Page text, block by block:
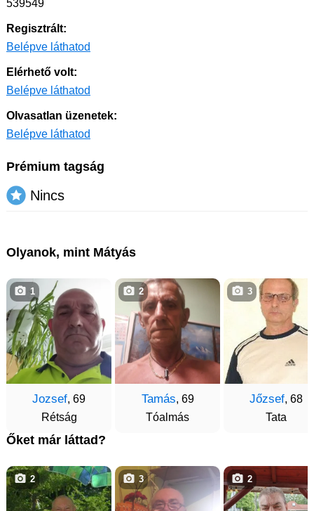
539549
Regisztrált:
Belépve láthatod
Elérhető volt:
Belépve láthatod
Olvasatlan üzenetek:
Belépve láthatod
Prémium tagság
Nincs
Olyanok, mint Mátyás
Jozsef, 69
Rétság
1
Tamás, 69
Tóalmás
2
Jőzsef, 68
Tata
3
Őket már láttad?
2 3 2